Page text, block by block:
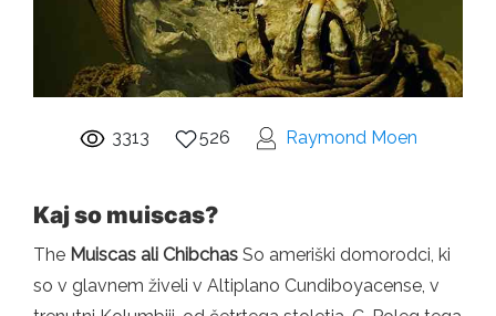
3313 526 Raymond Moen
Kaj so muiscas?
The Muiscas ali Chibchas So ameriški domorodci, ki
so v glavnem živeli v Altiplano Cundiboyacense, v